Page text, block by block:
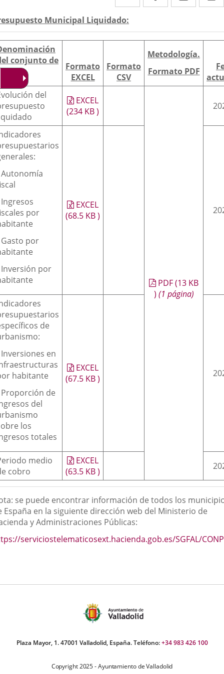
a
aplicación
externa.
a
aplicación
externa.
a
Municipal Liquidado:
conjunto de
Formato
EXCEL
Formato
CSV
Metodología.
Formato PDF
del
EXCEL
(234 KB)
PDF(13 KB
) (1 página)
por
por
por
EXCEL
(68.5 KB)
de
en
habitante
de
del
los
totales
EXCEL
(67.5 KB)
medio
cobro
EXCEL
(63.5 KB)
se puede encontrar información de todos los
España en la siguiente dirección web del Ministerio de
y Administraciones Públicas:
serviciostelematicosext.hacienda.gob.es/SGFAL/
aplicación
Plaza Mayor, 1. 47001 Valladolid, España. Teléfono:+34 983 426 100
Copyright 2025 - Ayuntamiento de Valladolid